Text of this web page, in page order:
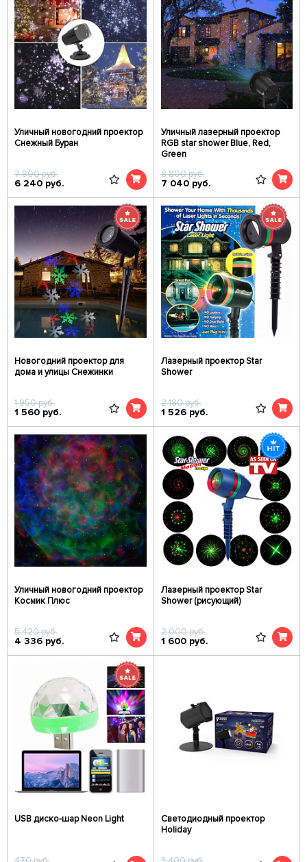
Уличный новогодний проектор
Снежный Буран
7 800руб.
6 240 руб.
Уличный лазерный проектор
RGB star shower Blue, Red,
Green
8 800руб.
7 040 руб.
Новогодний проектор для
дома и улицы Снежинки
1 950руб.
1 560 руб.
Лазерный проектор Star
Shower
2 180руб.
1 526 руб.
Уличный новогодний проектор
Космик Плюс
5 420руб.
4 336 руб.
Лазерный проектор Star
Shower (рисующий)
2 000руб.
1 600 руб.
USB диско-шар Neon Light
Светодиодный проектор
Holiday